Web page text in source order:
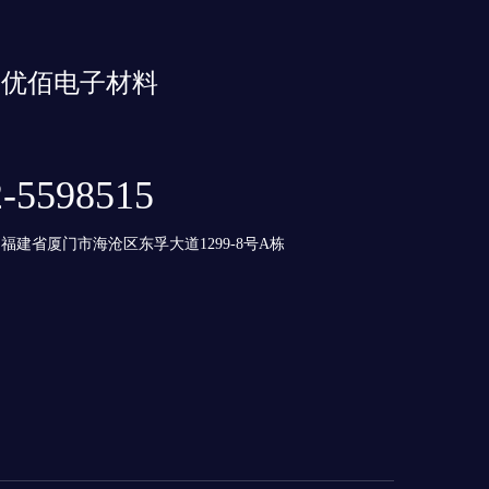
优佰电子材料
5598515
建省厦门市海沧区东孚大道1299-8号A栋